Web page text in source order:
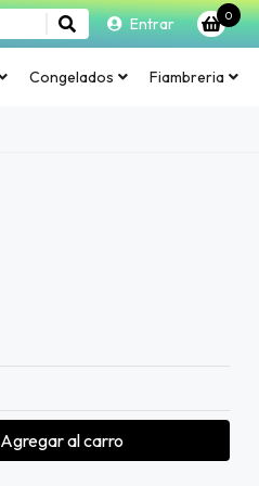
Entrar 0
Congelados Fiambreria
Agregaral carro